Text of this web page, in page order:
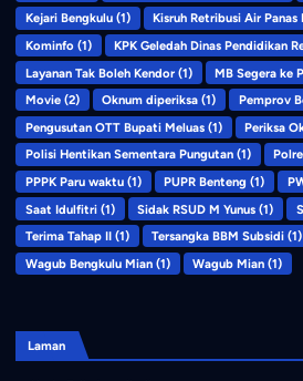
Kejari Bengkulu(1) Kisruh Retribusi Air Panas
Kominfo(1) KPK Geledah Dinas Pendidikan
Layanan Tak Boleh Kendor(1) MB Segera ke
Movie(2) Oknum diperiksa (1) Pemprov
Pengusutan OTT Bupati Meluas(1) Periksa
Polisi Hentikan Sementara Pungutan(1)
PPPK Paru waktu(1) PUPR Benteng (1)
Saat Idulfitri(1) Sidak RSUD M Yunus (1)
Terima Tahap II(1) Tersangka BBM Subsidi (1)
Wagub Bengkulu Mian(1) Wagub Mian (1)
Laman